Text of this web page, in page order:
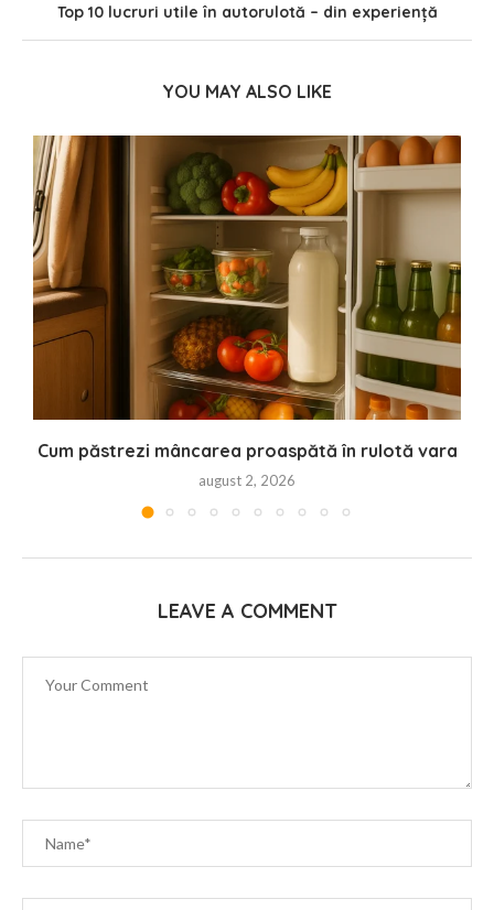
Top 10 lucruri utile în autorulotă – din experiență
YOU MAY ALSO LIKE
Cum păstrezi mâncarea proaspătă în rulotă vara
august 2, 2026
LEAVE A COMMENT